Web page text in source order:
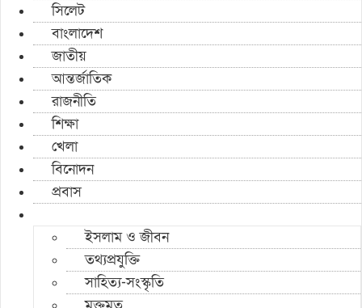
সিলেট
বাংলাদেশ
জাতীয়
আন্তর্জাতিক
রাজনীতি
শিক্ষা
খেলা
বিনোদন
প্রবাস
ইসলাম ও জীবন
তথ্যপ্রযুক্তি
সাহিত্য-সংস্কৃতি